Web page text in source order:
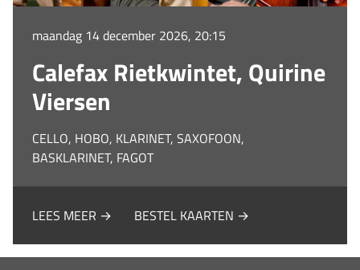
maandag 14 december 2026, 20:15
Calefax Rietkwintet, Quirine
Viersen
CELLO, HOBO, KLARINET, SAXOFOON,
BASKLARINET, FAGOT
LEES MEER → BESTEL KAARTEN →